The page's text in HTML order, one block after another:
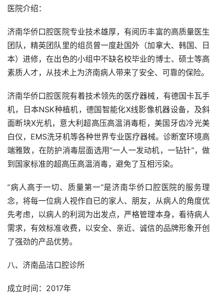
医院介绍：
济南华侨口腔医院专业技术雄厚，有阅历丰富的高质量医生
团队，精英团队里的组员曾一度赴国外（加拿大、韩国、日
本）进修，在出色的小组中不缺名校毕业的博士、硕士等高
素质人才，从技术上为济南病人带来了安全、可靠的保险。
济南华侨口腔医院有着技术领先的医疗器械，有德国卡瓦手
机，日本NSK种植机，德国智能化X线影像机器设备，及斜
面断块X光机，意大利超高压高温消毒柜，美国牙齿冷光美
白仪，EMS洗牙机等各种世界专业医疗器械。诊断室环境高
端雅致，在防护消毒层面选用“一人一发动机，一钻针”，做
到国家标准的超高压高温消毒，避免了互相污染。
“病人高于一切、质量第一”是济南华侨口腔医院的服务理
念，将每一位病人视作自已的家人、朋友，从病人的角度优
先考虑，以病人的利润为出发点，严格管理本身，看待病人
需求，有效标准收费，以安全、亲近、诚信的品牌形象开创
了强劲的产品优势。
八、济南品洁口腔诊所
成立时间：2017年